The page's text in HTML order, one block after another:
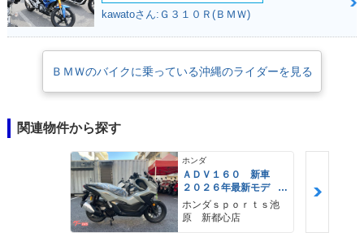
kawatoさん:Ｇ３１０Ｒ(ＢＭＷ)
ＢＭＷのバイクに乗っている沖縄のライダーを見る
関連物件から探す
ホンダ
ＡＤＶ１６０ 新車
２０２６年最新モデ
ル パールスモーキー
グレー スマートキ
ー ２９Ｌメットイ
ホンダｓｐｏｒｔｓ池
原 新都心店